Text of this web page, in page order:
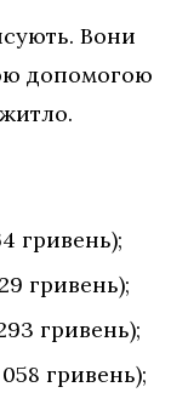
Вони
допомогою
гривень);
гривень);
гривень);
гривень);